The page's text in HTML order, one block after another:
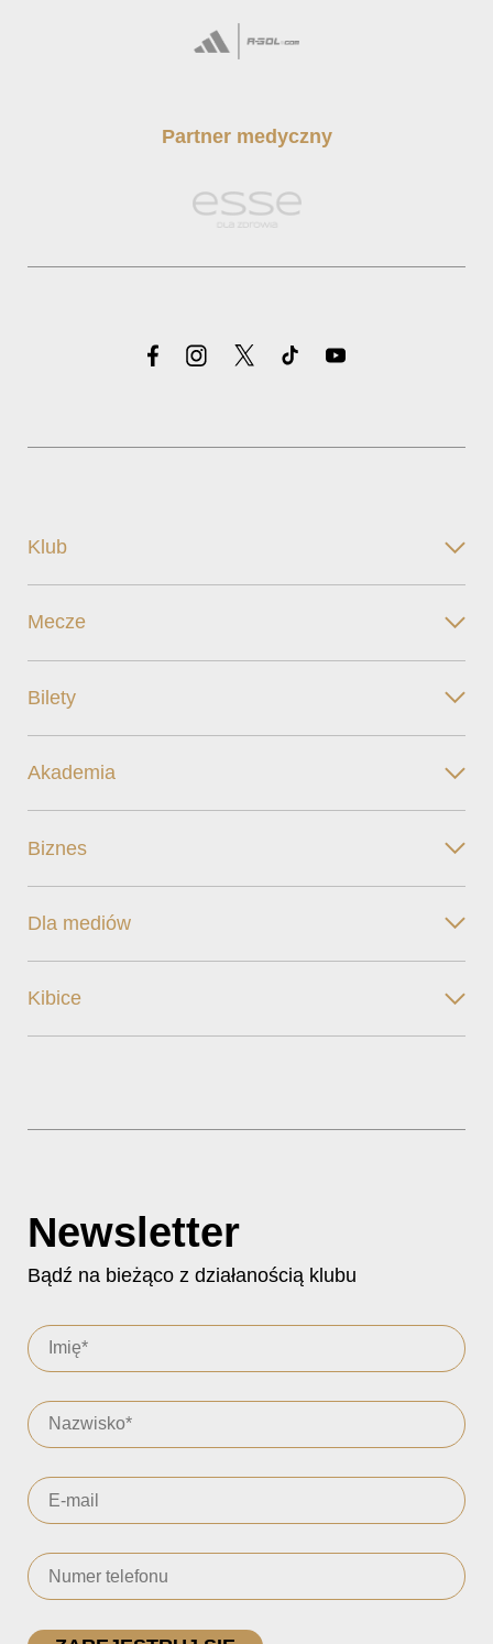
Partner medyczny
Klub
Mecze
Bilety
Akademia
Biznes
Dla mediów
Kibice
Newsletter
Bądź na bieżąco z działanością klubu